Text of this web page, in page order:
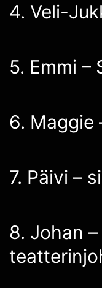
4. Veli-
5. Emmi –
6. Maggie
7. Päivi –
8. Johan –